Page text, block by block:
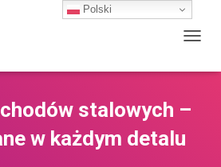
stalowych –
w każdym detalu
Polski